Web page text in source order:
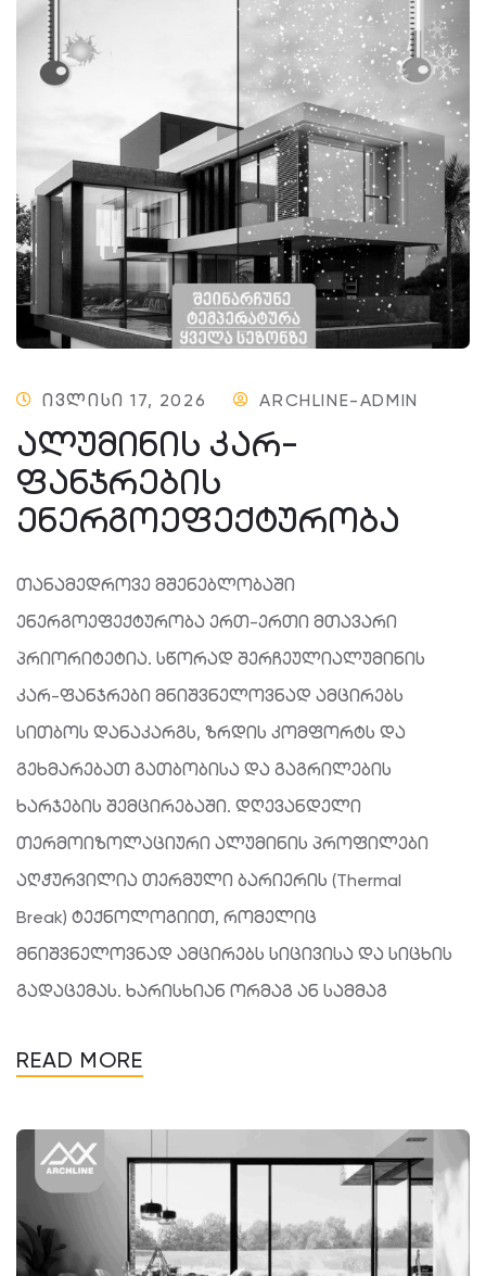
ᲘᲕᲚᲘᲡᲘ 17, 2026 ARCHLINE-ADMIN
ᲐᲚᲣᲛᲘᲜᲘᲡ ᲙᲐᲠ-
ᲤᲐᲜᲯᲠᲔᲑᲘᲡ
ᲔᲜᲔᲠᲒᲝᲔᲤᲔᲥᲢᲣᲠᲝᲑᲐ
თანამედროვე მშენებლობაში
ენერგოეფექტურობა ერთ-ერთი მთავარი
პრიორიტეტია. სწორად შერჩეულიალუმინის
კარ-ფანჯრები მნიშვნელოვნად ამცირებს
სითბოს დანაკარგს, ზრდის კომფორტს და
გეხმარებათ გათბობისა და გაგრილების
ხარჯების შემცირებაში. დღევანდელი
თერმოიზოლაციური ალუმინის პროფილები
აღჭურვილია თერმული ბარიერის (Thermal
Break) ტექნოლოგიით, რომელიც
მნიშვნელოვნად ამცირებს სიცივისა და სიცხის
გადაცემას. ხარისხიან ორმაგ ან სამმაგ
READ MORE